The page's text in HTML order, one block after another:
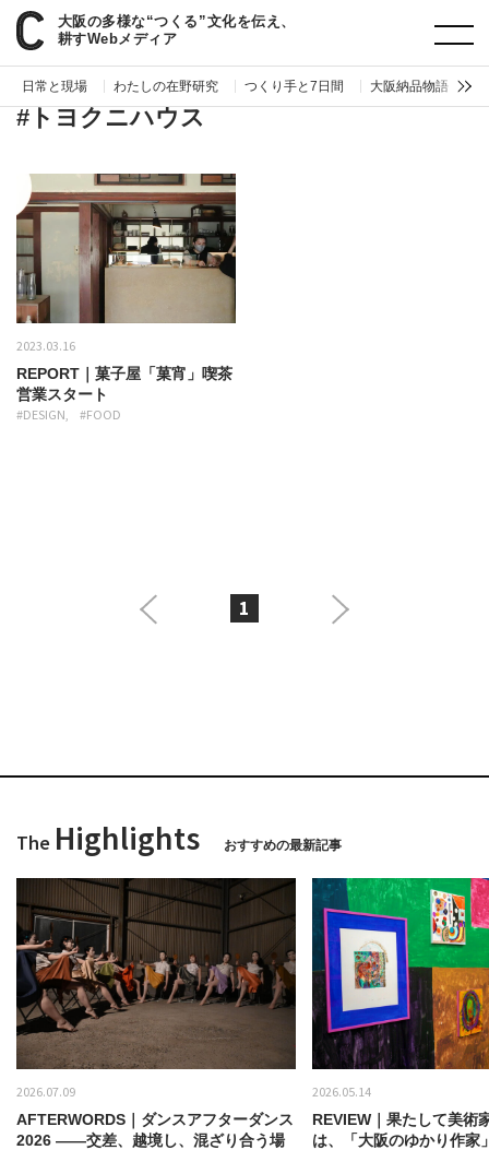
大阪の多様な“つくる”文化を伝え、
耕すWebメディア
日常と現場 わたしの在野研究 つくり手と7日間 大阪納品物語
paperC タグ トヨクニハウス
#トヨクニハウス
2023.03.16
REPORT｜菓子屋「菓宵」喫茶
営業スタート
#DESIGN #FOOD
1
The Highlights おすすめの最新記事
2026.07.09
AFTERWORDS｜ダンスアフターダンス
2026 ——交差、越境し、混ざり合う場
2026.05.14
REVIEW｜果たして美術
は、「大阪のゆかり作家